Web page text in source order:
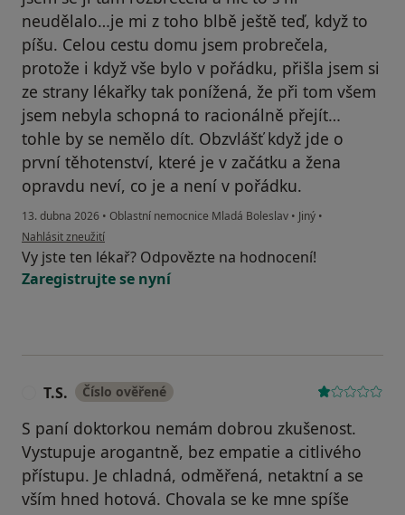
neudělalo…je mi z toho blbě ještě teď, když to
píšu. Celou cestu domu jsem probrečela,
protože i když vše bylo v pořádku, přišla jsem si
ze strany lékařky tak ponížená, že při tom všem
jsem nebyla schopná to racionálně přejít…
tohle by se nemělo dít. Obzvlášť když jde o
první těhotenství, které je v začátku a žena
opravdu neví, co je a není v pořádku.
13. dubna 2026 • Oblastní nemocnice Mladá Boleslav • Jiný •
podle názoru uživatele Váš účet byl odstraněn
Nahlásit zneužití
Vy jste ten lékař? Odpovězte na hodnocení!
Zaregistrujte se nyní
T.S. Číslo ověřené
S paní doktorkou nemám dobrou zkušenost.
Vystupuje arogantně, bez empatie a citlivého
přístupu. Je chladná, odměřená, netaktní a se
vším hned hotová. Chovala se ke mne spíše